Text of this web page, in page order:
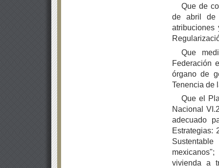
Que de
de abril de
Que
Federación
órgano de
Tenencia de
Que el
Nacional
adecuado
Estrategias:
vivienda a